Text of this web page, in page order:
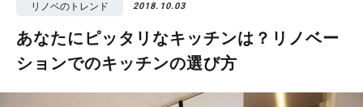
リノベのトレンド 2018.10.03
あなたにピッタリなキッチンは？リノベー
ションでのキッチンの選び方